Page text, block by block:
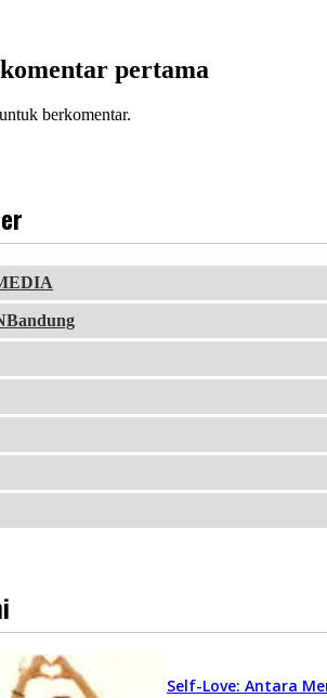
pertama
untuk berkomentar.
Self-Love: Antara